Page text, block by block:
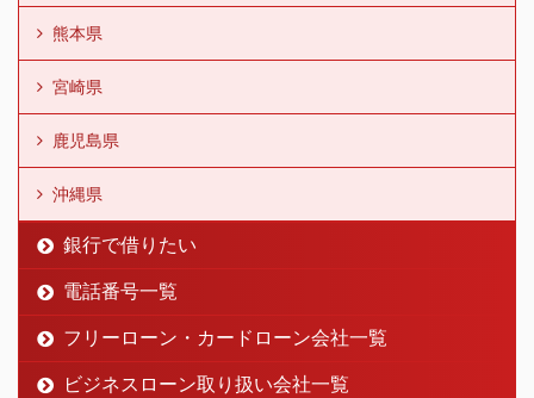
熊本県
宮崎県
鹿児島県
沖縄県
銀行で借りたい
電話番号一覧
フリーローン・カードローン会社一覧
ビジネスローン取り扱い会社一覧